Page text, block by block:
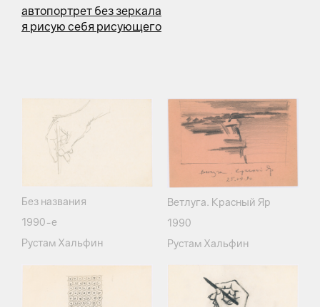
автопортрет без зеркала
я рисую себя рисующего
Без названия
1990-е
Рустам Хальфин
Ветлуга. Красный Яр
1990
Рустам Хальфин